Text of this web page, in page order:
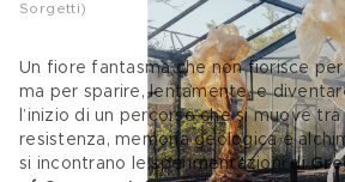
Sorgetti)
Un fiore fantasma che non fiorisce
ma per sparire, lentamente, e
l’inizio di un percorso che si muove
resistenza, memoria geologica e
si incontrano le sperimentazioni di